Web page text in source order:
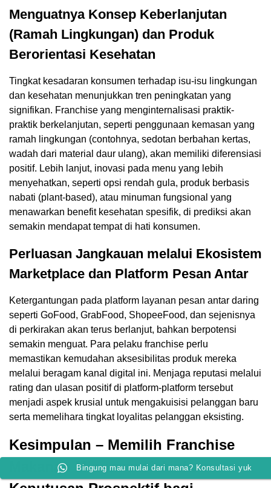
Menguatnya Konsep Keberlanjutan
(Ramah Lingkungan) dan Produk
Berorientasi Kesehatan
Tingkat kesadaran konsumen terhadap isu-isu lingkungan
dan kesehatan menunjukkan tren peningkatan yang
signifikan. Franchise yang menginternalisasi praktik-
praktik berkelanjutan, seperti penggunaan kemasan yang
ramah lingkungan (contohnya, sedotan berbahan kertas,
wadah dari material daur ulang), akan memiliki diferensiasi
positif. Lebih lanjut, inovasi pada menu yang lebih
menyehatkan, seperti opsi rendah gula, produk berbasis
nabati (plant-based), atau minuman fungsional yang
menawarkan benefit kesehatan spesifik, di prediksi akan
semakin mendapat tempat di hati konsumen.
Perluasan Jangkauan melalui Ekosistem
Marketplace dan Platform Pesan Antar
Ketergantungan pada platform layanan pesan antar daring
seperti GoFood, GrabFood, ShopeeFood, dan sejenisnya
di perkirakan akan terus berlanjut, bahkan berpotensi
semakin menguat. Para pelaku franchise perlu
memastikan kemudahan aksesibilitas produk mereka
melalui beragam kanal digital ini. Menjaga reputasi melalui
rating dan ulasan positif di platform-platform tersebut
menjadi aspek krusial untuk mengakuisisi pelanggan baru
serta memelihara tingkat loyalitas pelanggan eksisting.
Kesimpulan – Memilih Franchise
Makanan Minuman Kekinian:
Bingung mau mulai dari mana? Konsultasi yuk